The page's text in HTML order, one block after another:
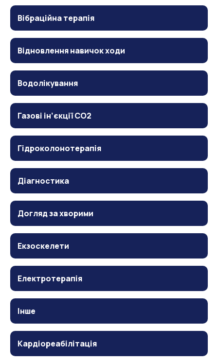
Вібраційна терапія
Відновлення навичок ходи
Водолікування
Газові ін’єкції CO2
Гідроколонотерапія
Діагностика
Догляд за хворими
Екзоскелети
Електротерапія
Інше
Кардіореабілітація